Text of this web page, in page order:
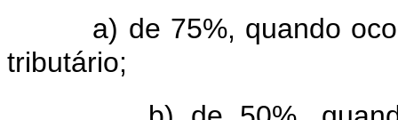
a) de 75%, quando
tributário;